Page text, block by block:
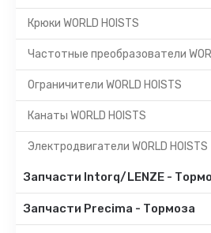
Крюки WORLD HOISTS
Частотные преобразователи
Ограничители WORLD HOISTS
Канаты WORLD HOISTS
Электродвигатели WORLD HOISTS
Запчасти Intorq/LENZE -
Запчасти Precima - Тормоза